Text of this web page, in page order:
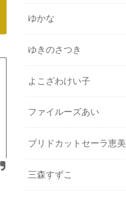
ゆかな
ゆきのさつき
よこざわけい子
ファイルーズあい
ブリドカットセーラ恵美
三森すずこ